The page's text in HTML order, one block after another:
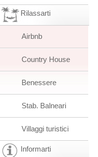
Rilassarti
Airbnb
Country House
Benessere
Stab. Balneari
Villaggi turistici
Informarti